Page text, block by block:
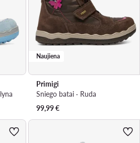
Naujiena
Primigi
Sniego batai · Ruda
99,99€